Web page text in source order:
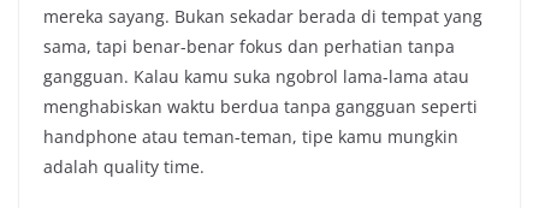
mereka sayang. Bukan sekadar berada di tempat yang
sama, tapi benar-benar fokus dan perhatian tanpa
gangguan. Kalau kamu suka ngobrol lama-lama atau
menghabiskan waktu berdua tanpa gangguan seperti
handphone atau teman-teman, tipe kamu mungkin
adalah quality time.